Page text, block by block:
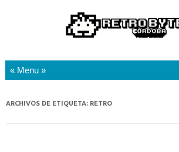
Saltar al
ARCHIVOS DE ETIQUETA: RETRO